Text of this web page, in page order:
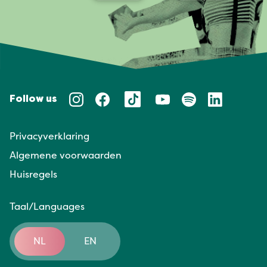
Follow us
Privacyverklaring
Algemene voorwaarden
Huisregels
Taal/Languages
NL EN